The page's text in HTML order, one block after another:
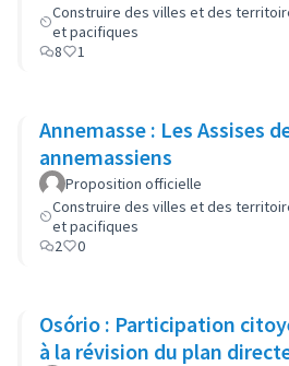
Construire des villes et des
et pacifiques
8
1
Annemasse : Les Assises
annemassiens
Proposition officielle
Construire des villes et des
et pacifiques
2
0
Osório : Participation
à la révision du plan